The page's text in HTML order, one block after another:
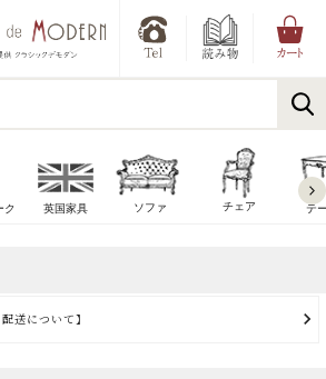
ク 英国家具 ソファ チェア テ